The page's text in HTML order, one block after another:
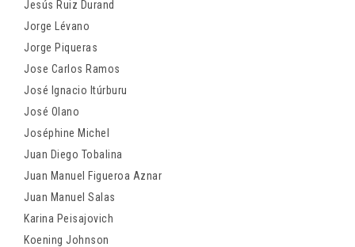
Jesús Ruiz Durand
Jorge Lévano
Jorge Piqueras
Jose Carlos Ramos
José Ignacio Itúrburu
José Olano
Joséphine Michel
Juan Diego Tobalina
Juan Manuel Figueroa Aznar
Juan Manuel Salas
Karina Peisajovich
Koening Johnson